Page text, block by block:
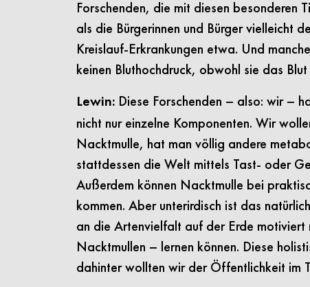
Forschenden, die mit diesen besonderen
als die Bürgerinnen und Bürger vielleicht
Kreislauf-Erkrankungen etwa. Und
keinen Bluthochdruck, obwohl sie das
Lewin: Diese Forschenden – also: wir –
nicht nur einzelne Komponenten. Wir
Nacktmulle, hat man völlig andere
stattdessen die Welt mittels Tast- oder
Außerdem können Nacktmulle bei
kommen. Aber unterirdisch ist das
an die Artenvielfalt auf der Erde motiviert
Nacktmullen – lernen können. Diese
dahinter wollten wir der Öffentlichkeit im